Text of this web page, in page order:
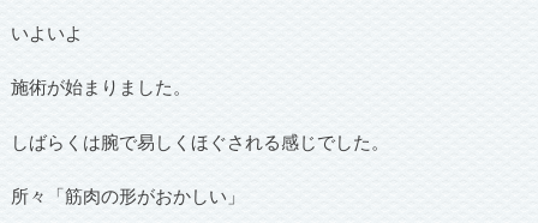
いよいよ
施術が始まりました。
しばらくは腕で易しくほぐされる感じでした。
所々「筋肉の形がおかしい」